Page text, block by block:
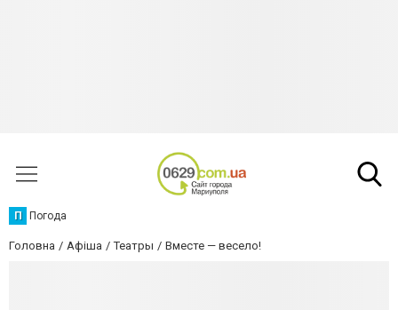
П Погода
Головна Афіша Театры Вместе — весело!